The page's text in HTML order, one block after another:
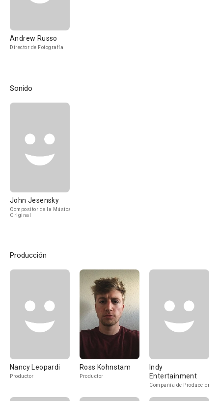
Andrew Russo
Director de Fotografía
Sonido
John Jesensky
Compositor de la Música
Original
Producción
Nancy Leopardi
Productor
Ross Kohnstam
Productor
Indy
Entertainment
Compañía de Produccion